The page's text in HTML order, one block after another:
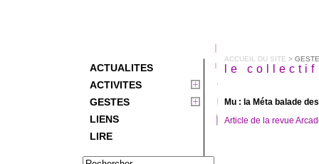
ACTUALITES
ACTIVITES
GESTES
LIENS
LIRE
ACCUEIL DU SITE >
le collectif
Mu : la Méta balade
Article de la revue